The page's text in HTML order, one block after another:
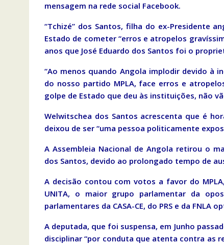
mensagem na rede social Facebook.
“Tchizé” dos Santos, filha do ex-Presidente
Estado de cometer “erros e atropelos
anos que José Eduardo dos Santos foi o
“Ao menos quando Angola implodir devido à
do nosso partido MPLA, face erros e
golpe de Estado que deu às instituições, não
Welwitschea dos Santos acrescenta que é
deixou de ser “uma pessoa politicamente
A Assembleia Nacional de Angola retirou o
dos Santos, devido ao prolongado tempo de
A decisão contou com votos a favor do
UNITA, o maior grupo parlamentar da
parlamentares da CASA-CE, do PRS e da
A deputada, que foi suspensa, em Junho
disciplinar “por conduta que atenta contra as